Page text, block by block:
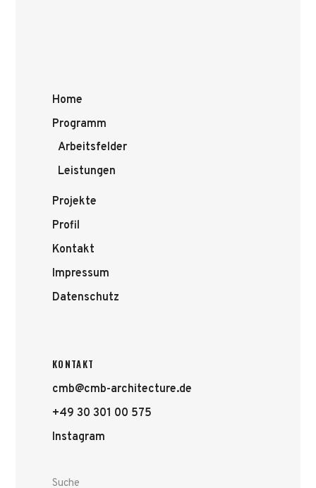
Home
Programm
Arbeitsfelder
Leistungen
Projekte
Profil
Kontakt
Impressum
Datenschutz
KONTAKT
cmb@cmb-architecture.de
+49 30 301 00 575
Instagram
Suche